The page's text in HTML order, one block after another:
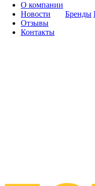
О компании
Новости
Отзывы
Контакты
Бренды